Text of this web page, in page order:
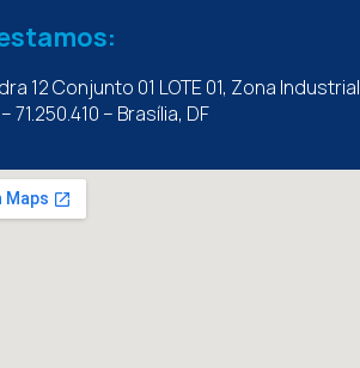
12 Conjunto 01 LOTE 01, Zona Industrial
71.250.410 – Brasília, DF